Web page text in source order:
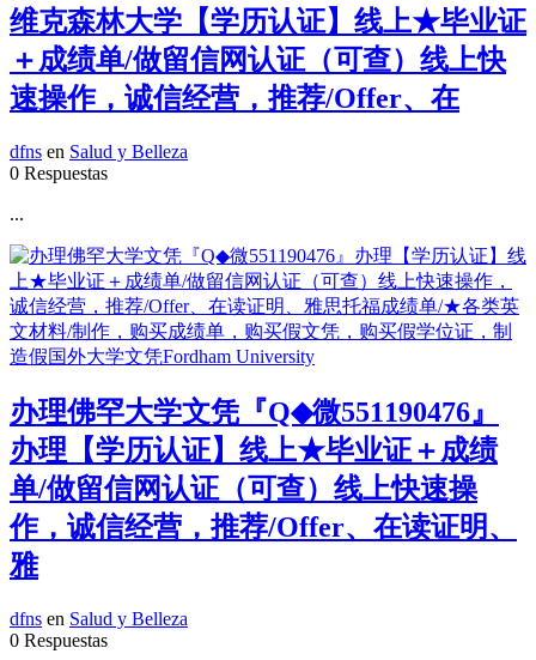
维克森林大学【学历认证】线上★毕业证
＋成绩单/做留信网认证（可查）线上快
速操作，诚信经营，推荐/Offer、在
dfns en Salud y Belleza
0 Respuestas
...
办理佛罕大学文凭『Q◆微551190476』
办理【学历认证】线上★毕业证＋成绩
单/做留信网认证（可查）线上快速操
作，诚信经营，推荐/Offer、在读证明、
雅
dfns en Salud y Belleza
0 Respuestas